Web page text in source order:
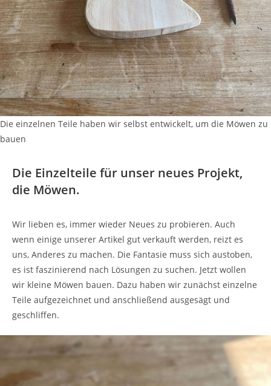
Die einzelnen Teile haben wir selbst entwickelt, um die Möwen zu
bauen
Die Einzelteile für unser neues Projekt,
die Möwen.
Wir lieben es, immer wieder Neues zu probieren. Auch
wenn einige unserer Artikel gut verkauft werden, reizt es
uns, Anderes zu machen. Die Fantasie muss sich austoben,
es ist faszinierend nach Lösungen zu suchen. Jetzt wollen
wir kleine Möwen bauen. Dazu haben wir zunächst einzelne
Teile aufgezeichnet und anschließend ausgesägt und
geschliffen.